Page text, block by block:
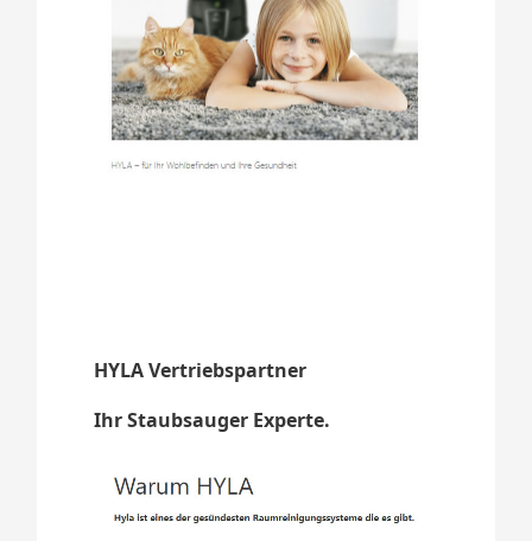
HYLA Vertriebspartner
Ihr Staubsauger Experte.